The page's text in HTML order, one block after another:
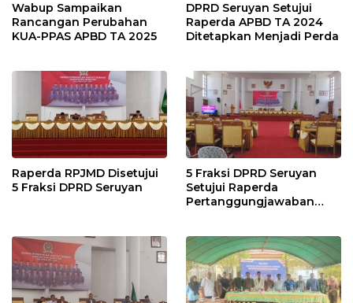
Wabup Sampaikan
Rancangan Perubahan
KUA-PPAS APBD TA 2025
DPRD Seruyan Setujui
Raperda APBD TA 2024
Ditetapkan Menjadi Perda
Raperda RPJMD Disetujui
5 Fraksi DPRD Seruyan
5 Fraksi DPRD Seruyan
Setujui Raperda
Pertanggungjawaban